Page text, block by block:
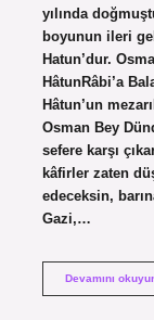
yılında
boyunun ileri
Hatun’dur.
HâtunRâbi’a
Hâtun’un
Osman Bey
sefere karşı
kâfirler zaten
edeceksin,
Gazi,…
Devamını